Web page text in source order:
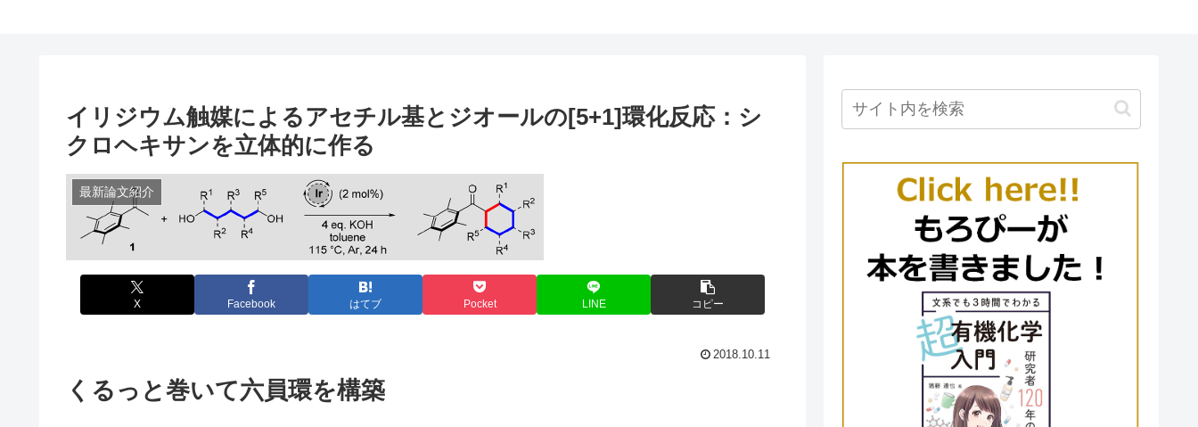
イリジウム触媒によるアセチル基とジオールの[5+1]環化反応：シ
クロヘキサンを立体的に作る
最新論文紹介
X Facebook はてブ Pocket LINE コピー
2018.10.11
くるっと巻いて六員環を構築